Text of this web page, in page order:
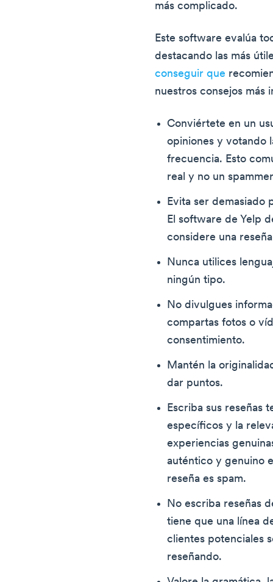
más complicado.
Este software evalúa
destacando las más
conseguir que
nuestros consejos más
Conviértete en un
opiniones y votando
frecuencia. Esto
real y no un
Evita ser demasiado
El software de Yelp
considere una
Nunca utilices
ningún tipo.
No divulgues
compartas fotos o
consentimiento.
Mantén la
dar puntos.
Escriba sus reseñas
específicos y la
experiencias
auténtico y genuino
reseña es spam.
No escriba reseñas
tiene que una línea
clientes potenciales
reseñando.